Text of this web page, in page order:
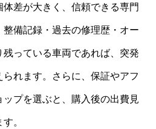
差が大きく、信頼できる専門
備記録・過去の修理歴・オー
っている車両であれば、突発
られます。さらに、保証やアフ
プを選ぶと、購入後の出費見
。